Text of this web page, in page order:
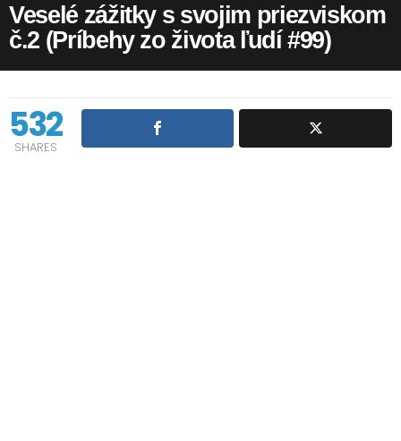
Veselé zážitky s svojim priezviskom
č.2 (Príbehy zo života ľudí #99)
532
SHARES